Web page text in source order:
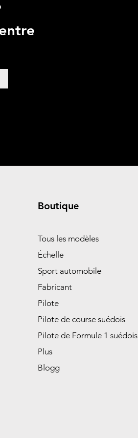
Boutique
Tous les modèles
Échelle
Sport automobile
Fabricant
Pilote
Pilote de course suédois
Pilote de Formule 1 suédois
Plus
Blogg